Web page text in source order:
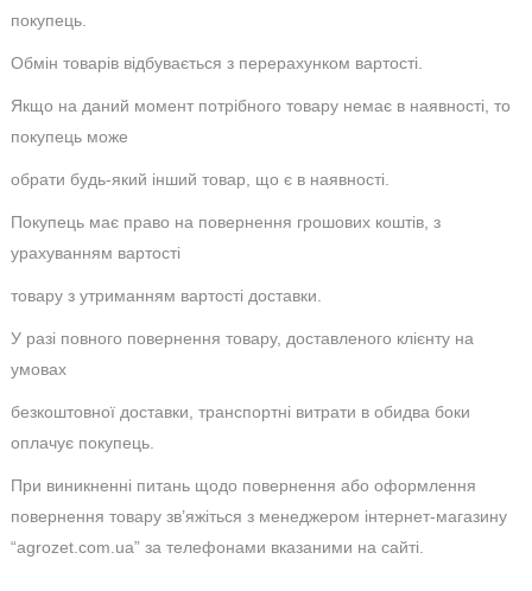
покупець.
Обмін товарів відбувається з перерахунком вартості.
Якщо на даний момент потрібного товару немає в наявності, то
покупець може
обрати будь-який інший товар, що є в наявності.
Покупець має право на повернення грошових коштів, з
урахуванням вартості
товару з утриманням вартості доставки.
У разі повного повернення товару, доставленого клієнту на
умовах
безкоштовної доставки, транспортні витрати в обидва боки
оплачує покупець.
При виникненні питань щодо повернення або оформлення
повернення товару зв’яжіться з менеджером інтернет-магазину
“agrozet.com.ua” за телефонами вказаними на сайті.